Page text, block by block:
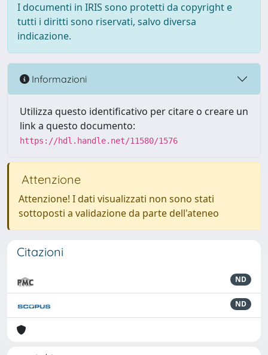
I documenti in IRIS sono protetti da copyright e
tutti i diritti sono riservati, salvo diversa
indicazione.
Informazioni
Utilizza questo identificativo per citare o creare un
link a questo documento:
https://hdl.handle.net/11580/1576
Attenzione
Attenzione! I dati visualizzati non sono stati
sottoposti a validazione da parte dell'ateneo
Citazioni
ND
ND